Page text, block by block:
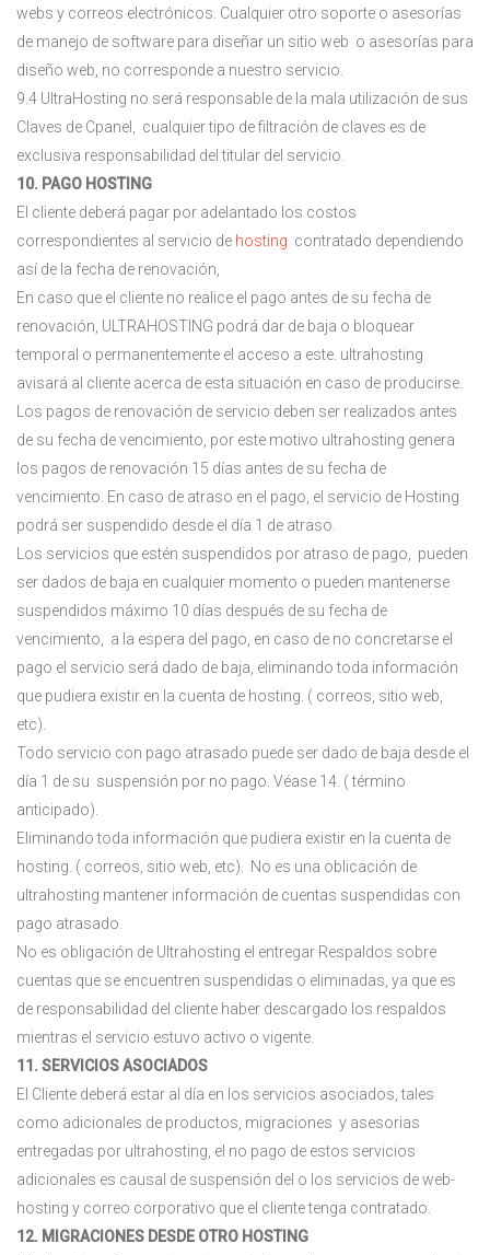
webs y correos electrónicos. Cualquier otro soporte o asesorías
de manejo de software para diseñar un sitio web o asesorías para
diseño web, no corresponde a nuestro servicio.
9.4 UltraHosting no será responsable de la mala utilización de sus
Claves de Cpanel, cualquier tipo de filtración de claves es de
exclusiva responsabilidad del titular del servicio.
10. PAGO HOSTING
El cliente deberá pagar por adelantado los costos
correspondientes al servicio de hosting contratado dependiendo
así de la fecha de renovación,
En caso que el cliente no realice el pago antes de su fecha de
renovación, ULTRAHOSTING podrá dar de baja o bloquear
temporal o permanentemente el acceso a este. ultrahosting
avisará al cliente acerca de esta situación en caso de producirse.
Los pagos de renovación de servicio deben ser realizados antes
de su fecha de vencimiento, por este motivo ultrahosting genera
los pagos de renovación 15 días antes de su fecha de
vencimiento. En caso de atraso en el pago, el servicio de Hosting
podrá ser suspendido desde el día 1 de atraso.
Los servicios que estén suspendidos por atraso de pago, pueden
ser dados de baja en cualquier momento o pueden mantenerse
suspendidos máximo 10 días después de su fecha de
vencimiento, a la espera del pago, en caso de no concretarse el
pago el servicio será dado de baja, eliminando toda información
que pudiera existir en la cuenta de hosting. ( correos, sitio web,
etc).
Todo servicio con pago atrasado puede ser dado de baja desde el
día 1 de su suspensión por no pago. Véase 14. ( término
anticipado).
Eliminando toda información que pudiera existir en la cuenta de
hosting. ( correos, sitio web, etc). No es una oblicación de
ultrahosting mantener información de cuentas suspendidas con
pago atrasado.
No es obligación de Ultrahosting el entregar Respaldos sobre
cuentas que se encuentren suspendidas o eliminadas, ya que es
de responsabilidad del cliente haber descargado los respaldos
mientras el servicio estuvo activo o vigente.
11. SERVICIOS ASOCIADOS
El Cliente deberá estar al día en los servicios asociados, tales
como adicionales de productos, migraciones y asesorias
entregadas por ultrahosting, el no pago de estos servicios
adicionales es causal de suspensión del o los servicios de web-
hosting y correo corporativo que el cliente tenga contratado.
12. MIGRACIONES DESDE OTRO HOSTING